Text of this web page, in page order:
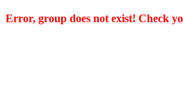
Error, group does not exist! Check